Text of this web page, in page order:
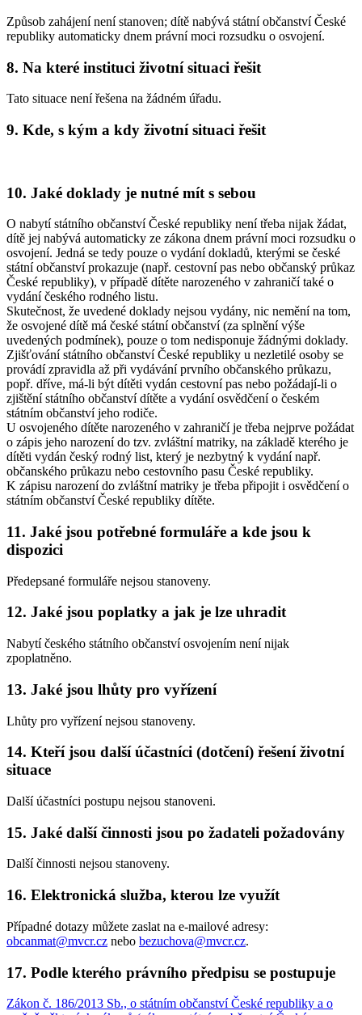
Způsob zahájení není stanoven; dítě nabývá státní občanství České
republiky automaticky dnem právní moci rozsudku o osvojení.
8. Na které instituci životní situaci řešit
Tato situace není řešena na žádném úřadu.
9. Kde, s kým a kdy životní situaci řešit
10. Jaké doklady je nutné mít s sebou
O nabytí státního občanství České republiky není třeba nijak žádat,
dítě jej nabývá automaticky ze zákona dnem právní moci rozsudku o
osvojení. Jedná se tedy pouze o vydání dokladů, kterými se české
státní občanství prokazuje (např. cestovní pas nebo občanský průkaz
České republiky), v případě dítěte narozeného v zahraničí také o
vydání českého rodného listu.
Skutečnost, že uvedené doklady nejsou vydány, nic nemění na tom,
že osvojené dítě má české státní občanství (za splnění výše
uvedených podmínek), pouze o tom nedisponuje žádnými doklady.
Zjišťování státního občanství České republiky u nezletilé osoby se
provádí zpravidla až při vydávání prvního občanského průkazu,
popř. dříve, má-li být dítěti vydán cestovní pas nebo požádají-li o
zjištění státního občanství dítěte a vydání osvědčení o českém
státním občanství jeho rodiče.
U osvojeného dítěte narozeného v zahraničí je třeba nejprve požádat
o zápis jeho narození do tzv. zvláštní matriky, na základě kterého je
dítěti vydán český rodný list, který je nezbytný k vydání např.
občanského průkazu nebo cestovního pasu České republiky.
K zápisu narození do zvláštní matriky je třeba připojit i osvědčení o
státním občanství České republiky dítěte.
11. Jaké jsou potřebné formuláře a kde jsou k
dispozici
Předepsané formuláře nejsou stanoveny.
12. Jaké jsou poplatky a jak je lze uhradit
Nabytí českého státního občanství osvojením není nijak
zpoplatněno.
13. Jaké jsou lhůty pro vyřízení
Lhůty pro vyřízení nejsou stanoveny.
14. Kteří jsou další účastníci (dotčení) řešení životní
situace
Další účastníci postupu nejsou stanoveni.
15. Jaké další činnosti jsou po žadateli požadovány
Další činnosti nejsou stanoveny.
16. Elektronická služba, kterou lze využít
Případné dotazy můžete zaslat na e-mailové adresy:
obcanmat@mvcr.cz nebo bezuchova@mvcr.cz.
17. Podle kterého právního předpisu se postupuje
Zákon č. 186/2013 Sb., o státním občanství České republiky a o